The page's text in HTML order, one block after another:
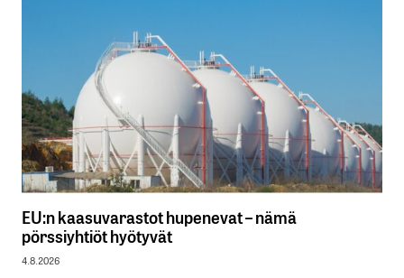
EU:n kaasuvarastot hupenevat – nämä
pörssiyhtiöt hyötyvät
4.8.2026